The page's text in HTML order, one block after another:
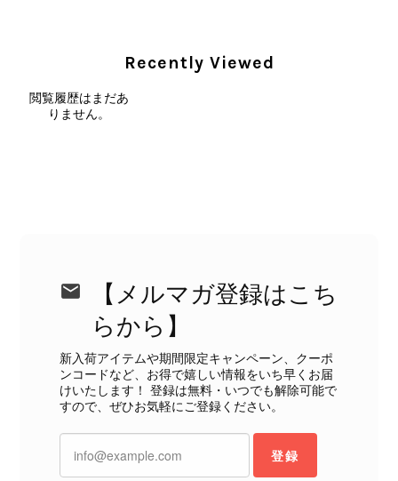
などございましたら、いつでもお気軽
にご相談ください。 またご縁がござ
2026/08/01
外装内装ともにAランクの商品を購入しました。 しかし、実際に
届いた商品は、写真には写っていない内側の蛇腹部分と全面ポケ
ットにカビがびっしりと生えていました。 とてもAランクとは思
Recently Viewed
閲覧履歴はまだあ
りません。
【メルマガ登録はこち
らから】
新入荷アイテムや期間限定キャンペーン、クーポ
ンコードなど、お得で嬉しい情報をいち早くお届
けいたします！ 登録は無料・いつでも解除可能で
すので、ぜひお気軽にご登録ください。
登録